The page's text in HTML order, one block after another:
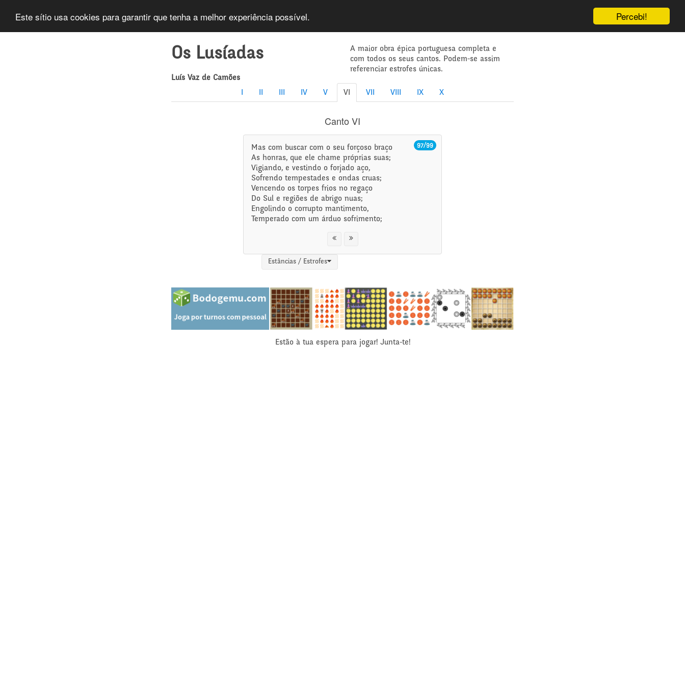
Percebi!
Este sítio usa cookies para garantir que tenha a melhor experiência possível.
Os Lusíadas
Luís Vaz de Camões
A maior obra épica portuguesa completa e
com todos os seus cantos. Podem-se assim
referenciar estrofes únicas.
IV V VI VII VIII IX X
Canto VI
97/99
Mas com buscar com o seu forçoso braço
As honras, que ele chame próprias suas;
Vigiando, e vestindo o forjado aço,
Sofrendo tempestades e ondas cruas;
Vencendo os torpes frios no regaço
Do Sul e regiões de abrigo nuas;
Engolindo o corrupto mantimento,
Temperado com um árduo sofrimento;
Estâncias / Estrofes
Estão à tua espera para jogar! Junta-te!